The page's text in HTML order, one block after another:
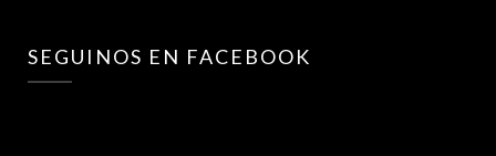
SEGUINOS EN FACEBOOK